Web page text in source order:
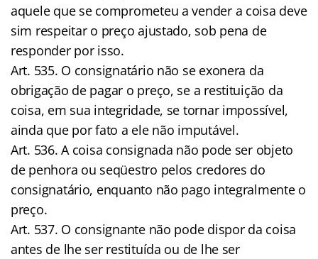
aquele que se comprometeu a vender a coisa deve
sim respeitar o preço ajustado, sob pena de
responder por isso.
Art. 535. O consignatário não se exonera da
obrigação de pagar o preço, se a restituição da
coisa, em sua integridade, se tornar impossível,
ainda que por fato a ele não imputável.
Art. 536. A coisa consignada não pode ser objeto
de penhora ou seqüestro pelos credores do
consignatário, enquanto não pago integralmente o
preço.
Art. 537. O consignante não pode dispor da coisa
antes de lhe ser restituída ou de lhe ser